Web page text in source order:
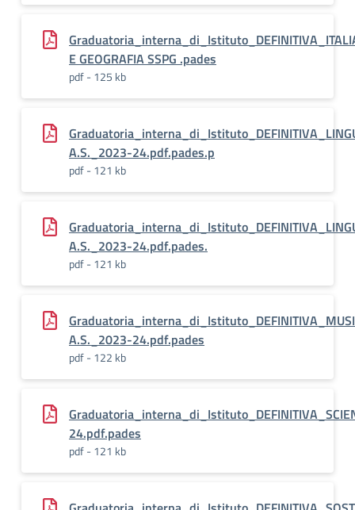
E GEOGRAFIA SSPG .pades
pdf - 125 kb
A.S._2023-24.pdf.pades.p
pdf - 121 kb
A.S._2023-24.pdf.pades.
pdf - 121 kb
A.S._2023-24.pdf.pades
pdf - 122 kb
24.pdf.pades
pdf - 121 kb